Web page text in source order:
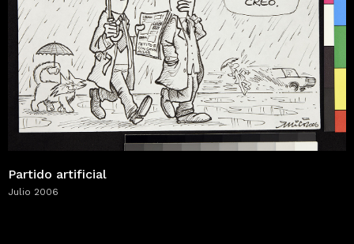
Partido artificial
Julio 2006